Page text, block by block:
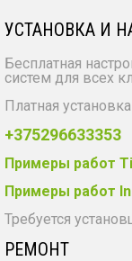
УСТАНОВКА И
Бесплатная
систем для всех
Платная
+375296633353
Примеры работ
Примеры работ
Требуется
РЕМОНТ